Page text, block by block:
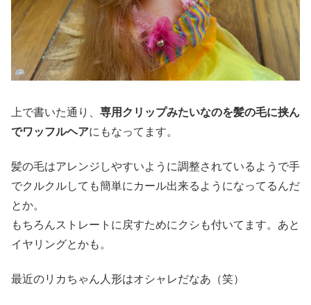
上で書いた通り、 専用クリップみたいなのを髪の毛に挟ん
でワッフルヘアにもなってます。
髪の毛はアレンジしやすいように調整されているようで手
でクルクルしても簡単にカール出来るようになってるんだ
とか。
もちろんストレートに戻すためにクシも付いてます。あと
イヤリングとかも。
最近のリカちゃん人形はオシャレだなあ（笑）